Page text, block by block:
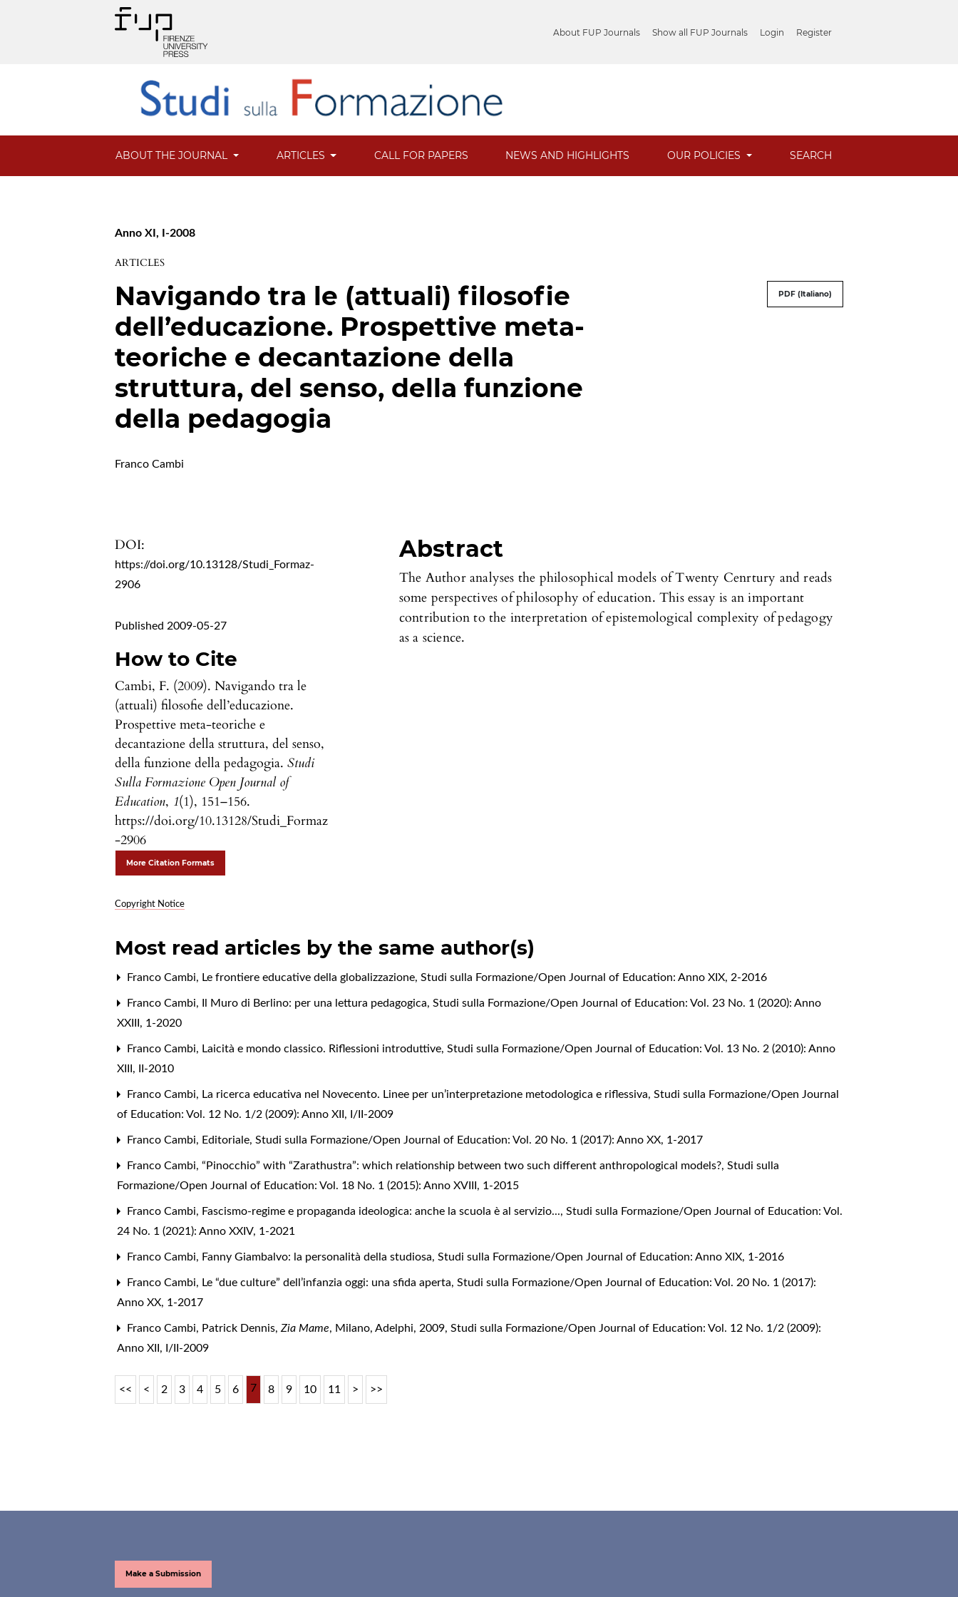
About FUP Journals Show all FUP Journals Login Register
ABOUT THE JOURNAL ARTICLES CALL FOR PAPERS NEWS AND HIGHLIGHTS OUR POLICIES SEARCH
Anno XI, I-2008
ARTICLES
Navigando tra le (attuali) filosofie
dell’educazione. Prospettive meta-
teoriche e decantazione della
struttura, del senso, della funzione
della pedagogia
PDF (Italiano)
Franco Cambi
DOI:
https://doi.org/10.13128/Studi_Formaz-
2906
Published 2009-05-27
How to Cite
Cambi, F. (2009). Navigando tra le
(attuali) filosofie dell’educazione.
Prospettive meta-teoriche e
decantazione della struttura, del senso,
della funzione della pedagogia.Studi
Sulla Formazione Open Journal of
Education, 1(1), 151–156.
https://doi.org/10.13128/Studi_Formaz
-2906
More Citation Formats
Copyright Notice
Abstract
The Author analyses the philosophical models of Twenty Cenrtury and reads
some perspectives of philosophy of education. This essay is an important
contribution to the interpretation of epistemological complexity of pedagogy
as a science.
Most read articles by the same author(s)
Franco Cambi, Le frontiere educative della globalizzazione,Studi sulla Formazione/Open Journal of Education: Anno XIX, 2-2016
Franco Cambi, Il Muro di Berlino: per una lettura pedagogica,Studi sulla Formazione/Open Journal of Education: Vol. 23 No. 1 (2020): Anno
XXIII, 1-2020
Franco Cambi, Laicità e mondo classico. Riflessioni introduttive,Studi sulla Formazione/Open Journal of Education: Vol. 13 No. 2 (2010): Anno
XIII, II-2010
Franco Cambi, La ricerca educativa nel Novecento. Linee per un’interpretazione metodologica e riflessiva,Studi sulla Formazione/Open Journal
of Education: Vol. 12 No. 1/2 (2009): Anno XII, I/II-2009
Franco Cambi, Editoriale,Studi sulla Formazione/Open Journal of Education: Vol. 20 No. 1 (2017): Anno XX, 1-2017
Franco Cambi,“Pinocchio” with “Zarathustra”: which relationship between two such different anthropological models?,Studi sulla
Formazione/Open Journal of Education: Vol. 18 No. 1 (2015): Anno XVIII, 1-2015
Franco Cambi, Fascismo-regime e propaganda ideologica: anche la scuola è al servizio...,Studi sulla Formazione/Open Journal of Education: Vol.
24 No. 1 (2021): Anno XXIV, 1-2021
Franco Cambi, Fanny Giambalvo: la personalità della studiosa,Studi sulla Formazione/Open Journal of Education: Anno XIX, 1-2016
Franco Cambi, Le “due culture” dell’infanzia oggi: una sfida aperta,Studi sulla Formazione/Open Journal of Education: Vol. 20 No. 1 (2017):
Anno XX, 1-2017
Franco Cambi, Patrick Dennis,Zia Mame, Milano, Adelphi, 2009,Studi sulla Formazione/Open Journal of Education: Vol. 12 No. 1/2 (2009):
Anno XII, I/II-2009
<< < 2 3 4 5 6 7 8 9 10 11 > >>
Make a Submission